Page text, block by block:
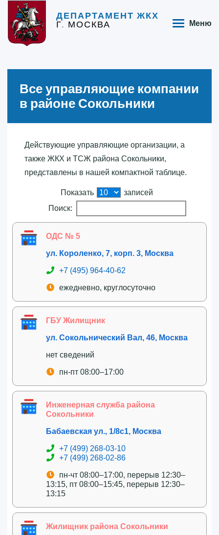
ДЕПАРТАМЕНТ ЖКХ
Г. МОСКВА Меню
Все управляющие компании
в районе Сокольники
Действующие управляющие организации, а
также ЖКХ и ТСЖ района Сокольники,
представлены в нашей компактной таблице.
Показать
записей
Поиск:
ОДС № 5
ул. Короленко, 7, корп. 3, Москва
+7 (495) 964-40-62
ежедневно, круглосуточно
ГБУ Жилищник
ул. Сокольнический Вал, 46, Москва
нет сведений
пн-пт 08:00–17:00
Инженерная служба района
Сокольники
Бабаевская ул., 1/8с1, Москва
+7 (499) 268-03-10
+7 (499) 268-02-86
пн-чт 08:00–17:00, перерыв 12:30–
13:15, пт 08:00–15:45, перерыв 12:30–
13:15
Жилищник района Сокольники